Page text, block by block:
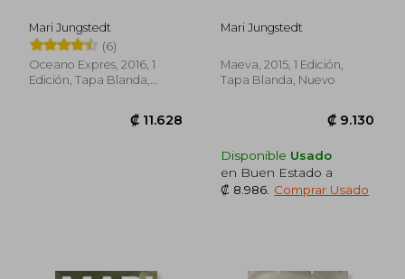
Mari Jungstedt
(6)
Oceano Expres, 2016, 1
Edición, Tapa Blanda,
Mari Jungstedt
Maeva, 2015, 1 Edición,
Tapa Blanda, Nuevo
Disponible Usado
en Buen Estado a
₡ 8.986 Comprar Usado